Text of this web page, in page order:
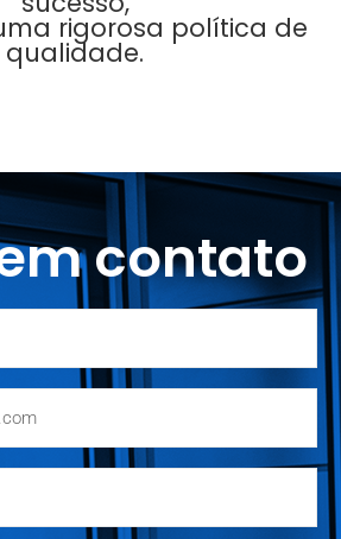
rigorosa política de
qualidade.
contato